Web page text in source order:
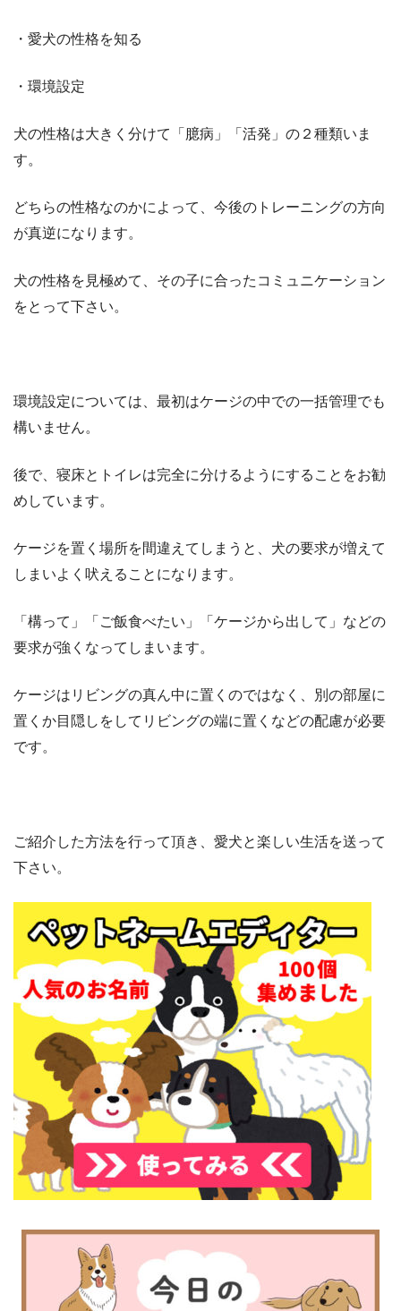
・愛犬の性格を知る
・環境設定
犬の性格は大きく分けて「臆病」「活発」の２種類いま
す。
どちらの性格なのかによって、今後のトレーニングの方向
が真逆になります。
犬の性格を見極めて、その子に合ったコミュニケーション
をとって下さい。
環境設定については、最初はケージの中での一括管理でも
構いません。
後で、寝床とトイレは完全に分けるようにすることをお勧
めしています。
ケージを置く場所を間違えてしまうと、犬の要求が増えて
しまいよく吠えることになります。
「構って」「ご飯食べたい」「ケージから出して」などの
要求が強くなってしまいます。
ケージはリビングの真ん中に置くのではなく、別の部屋に
置くか目隠しをしてリビングの端に置くなどの配慮が必要
です。
ご紹介した方法を行って頂き、愛犬と楽しい生活を送って
下さい。